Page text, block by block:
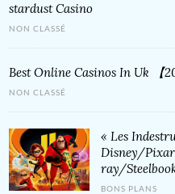
‎stardust Casino
NON CLASSÉ
Best Online Casinos In Uk 【
NON CLASSÉ
« Les
Disney/
ray/
BONS PLANS